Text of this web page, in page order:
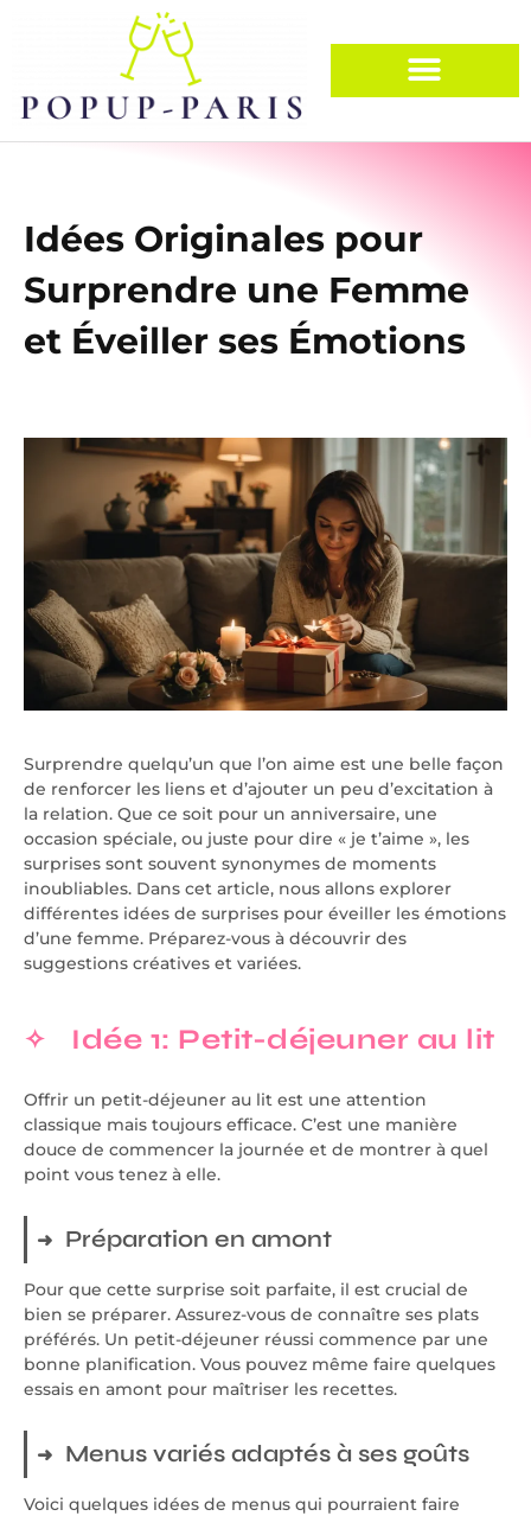
Idées Originales pour
Surprendre une Femme
et Éveiller ses Émotions
Surprendre quelqu’un que l’on aime est une belle façon
de renforcer les liens et d’ajouter un peu d’excitation à
la relation. Que ce soit pour un anniversaire, une
occasion spéciale, ou juste pour dire « je t’aime », les
surprises sont souvent synonymes de moments
inoubliables. Dans cet article, nous allons explorer
différentes idées de surprises pour éveiller les émotions
d’une femme. Préparez-vous à découvrir des
suggestions créatives et variées.
Idée 1: Petit-déjeuner au lit
Offrir un petit-déjeuner au lit est une attention
classique mais toujours efficace. C’est une manière
douce de commencer la journée et de montrer à quel
point vous tenez à elle.
Préparation en amont
Pour que cette surprise soit parfaite, il est crucial de
bien se préparer. Assurez-vous de connaître ses plats
préférés. Un petit-déjeuner réussi commence par une
bonne planification. Vous pouvez même faire quelques
essais en amont pour maîtriser les recettes.
Menus variés adaptés à ses goûts
Voici quelques idées de menus qui pourraient faire